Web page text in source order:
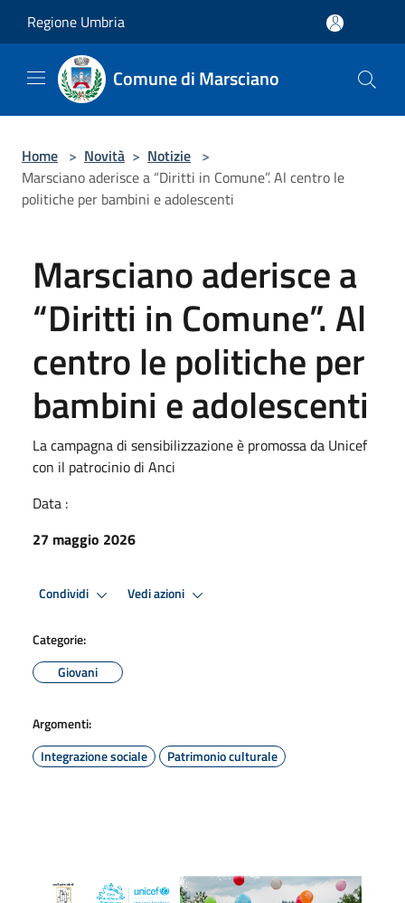
Regione Umbria
Comune di Marsciano
Home > Novità > Notizie >
Marsciano aderisce a “Diritti in Comune”. Al centro le
politiche per bambini e adolescenti
Marsciano aderisce a
“Diritti in Comune”. Al
centro le politiche per
bambini e adolescenti
La campagna di sensibilizzazione è promossa da Unicef
con il patrocinio di Anci
Data :
27 maggio 2026
Condividi Vedi azioni
Categorie:
Giovani
Argomenti:
Integrazione sociale
Patrimonio culturale